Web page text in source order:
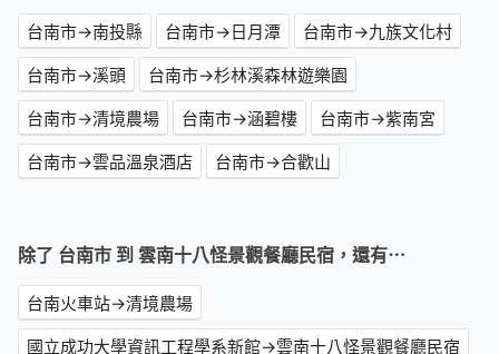
台南市→南投縣 台南市→日月潭
台南市→九族文化村
台南市→溪頭
台南市→杉林溪森林遊樂園
台南市→清境農場
台南市→涵碧樓
台南市→紫南宮
台南市→雲品溫泉酒店
台南市→合歡山
除了 台南市 到 雲南十八怪景觀餐廳民宿，還有⋯
台南火車站→清境農場
國立成功大學資訊工程學系新館→雲南十八怪景觀餐廳民宿